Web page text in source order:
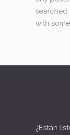
searched
with
¿Están